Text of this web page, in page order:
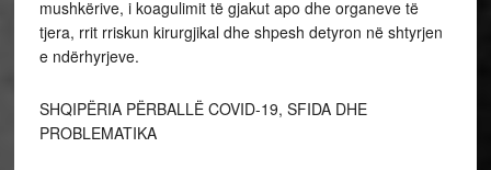
mushkërive, i koagulimit të gjakut apo dhe organeve të
tjera, rrit rriskun kirurgjikal dhe shpesh detyron në shtyrjen
e ndërhyrjeve.
SHQIPËRIA PËRBALLË COVID-19, SFIDA DHE
PROBLEMATIKA